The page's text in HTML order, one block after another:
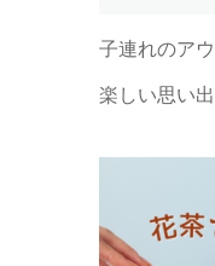
子連れのア
楽しい思い